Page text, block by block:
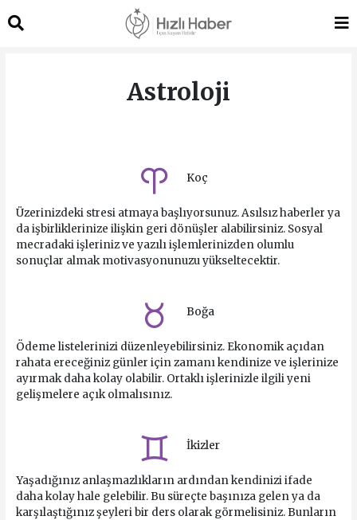
Astroloji
Koç
Üzerinizdeki stresi atmaya başlıyorsunuz. Asılsız haberler ya
da işbirliklerinize ilişkin geri dönüşler alabilirsiniz. Sosyal
mecradaki işleriniz ve yazılı işlemlerinizden olumlu
sonuçlar almak motivasyonunuzu yükseltecektir.
Boğa
Ödeme listelerinizi düzenleyebilirsiniz. Ekonomik açıdan
rahata ereceğiniz günler için zamanı kendinize ve işlerinize
ayırmak daha kolay olabilir. Ortaklı işlerinizle ilgili yeni
gelişmelere açık olmalısınız.
İkizler
Yaşadığınız anlaşmazlıkların ardından kendinizi ifade
daha kolay hale gelebilir. Bu süreçte başınıza gelen ya da
karşılaştığınız şeyleri bir ders olarak görmelisiniz. Bunların